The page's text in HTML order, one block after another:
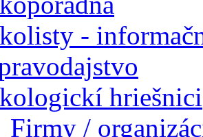
-
hriešnici
Firmy /